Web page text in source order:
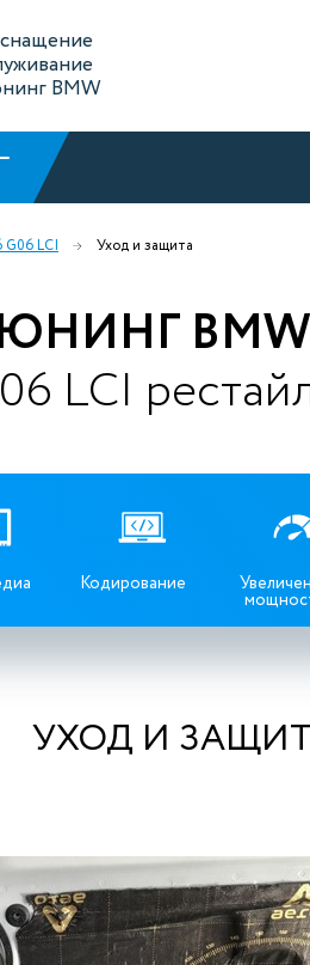
BMW
G06 LCI Уход и защита
BMW
LCI
Кодирование
УХОД И